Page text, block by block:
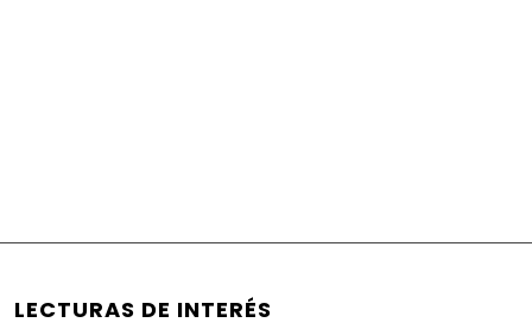
LECTURAS DE INTERÉS